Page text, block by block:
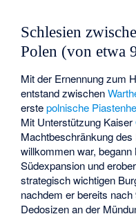
Schlesien
Polen (von etwa
Mit der Ernennung zum
entstand zwischen
erstepolnische
Mit Unterstützung Kaiser
Machtbeschränkung
willkommen war,
Südexpansion und
strategisch wichtigen
nachdem er bereits
Dedosizen an der